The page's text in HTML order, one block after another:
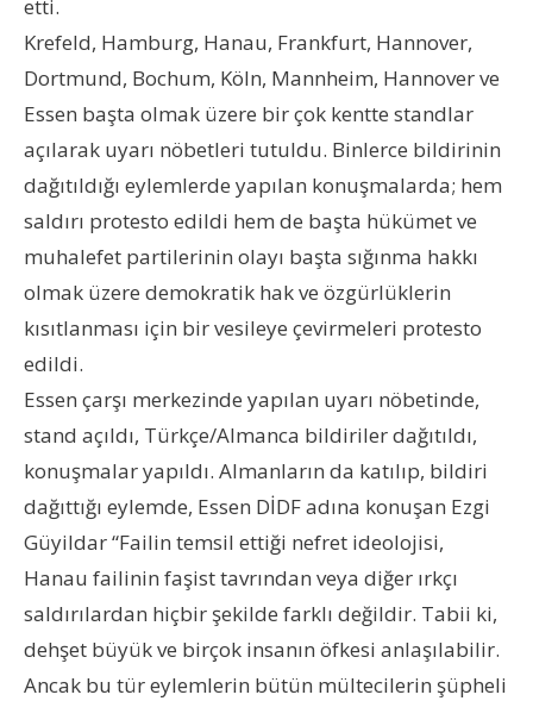
etti.
Krefeld, Hamburg, Hanau, Frankfurt, Hannover,
Dortmund, Bochum, Köln, Mannheim, Hannover ve
Essen başta olmak üzere bir çok kentte standlar
açılarak uyarı nöbetleri tutuldu. Binlerce bildirinin
dağıtıldığı eylemlerde yapılan konuşmalarda; hem
saldırı protesto edildi hem de başta hükümet ve
muhalefet partilerinin olayı başta sığınma hakkı
olmak üzere demokratik hak ve özgürlüklerin
kısıtlanması için bir vesileye çevirmeleri protesto
edildi.
Essen çarşı merkezinde yapılan uyarı nöbetinde,
stand açıldı, Türkçe/Almanca bildiriler dağıtıldı,
konuşmalar yapıldı. Almanların da katılıp, bildiri
dağıttığı eylemde, Essen DİDF adına konuşan Ezgi
Güyildar “Failin temsil ettiği nefret ideolojisi,
Hanau failinin faşist tavrından veya diğer ırkçı
saldırılardan hiçbir şekilde farklı değildir. Tabii ki,
dehşet büyük ve birçok insanın öfkesi anlaşılabilir.
Ancak bu tür eylemlerin bütün mültecilerin şüpheli